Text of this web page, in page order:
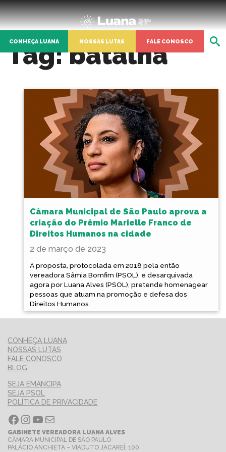
CONHEÇA LUANA NOSSAS LUTAS FALE CONOSCO
Tag:batalha
Câmara Municipal de São Paulo aprova a
criação do Prêmio Marielle Franco de
Direitos Humanos na cidade
2 de março de 2023
A proposta, protocolada em 2018 pela então
vereadora Sâmia Bomfim (PSOL), e desarquivada
agora por Luana Alves (PSOL), pretende homenagear
pessoas que atuam na promoção e defesa dos
Direitos Humanos.
CONHEÇA LUANA
NOSSAS LUTAS
FALE CONOSCO
BLOG
SEJA EMANCIPA
SEJA PSOL
POLÍTICA DE PRIVACIDADE
Facebook InstagramYoutube E-mail
GABINETE VEREADORA LUANA ALVES
CÂMARA MUNICIPAL DE SÃO PAULO
PALÁCIO ANCHIETA – VIADUTO JACAREÍ, 100